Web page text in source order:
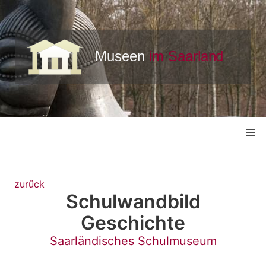
zurück
Schulwandbild
Geschichte
Saarländisches Schulmuseum